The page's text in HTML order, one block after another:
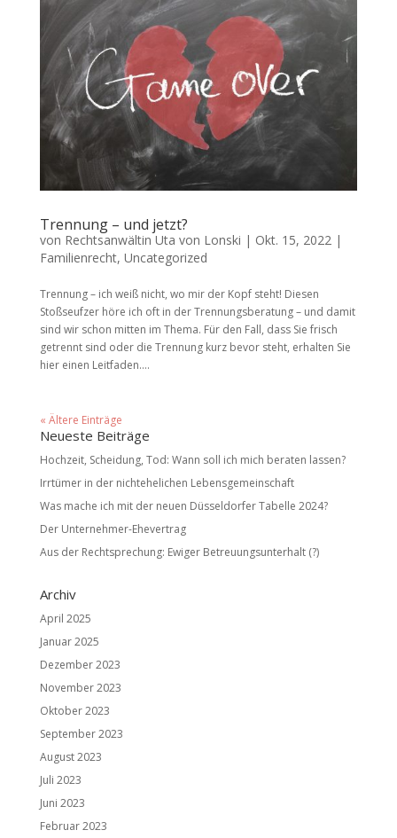
Trennung – und jetzt?
von Rechtsanwältin Uta von Lonski | Okt. 15, 2022 |
Familienrecht, Uncategorized
Trennung – ich weiß nicht, wo mir der Kopf steht! Diesen
Stoßseufzer höre ich oft in der Trennungsberatung – und damit
sind wir schon mitten im Thema. Für den Fall, dass Sie frisch
getrennt sind oder die Trennung kurz bevor steht, erhalten Sie
hier einen Leitfaden....
« Ältere Einträge
Neueste Beiträge
Hochzeit, Scheidung, Tod: Wann soll ich mich beraten lassen?
Irrtümer in der nichtehelichen Lebensgemeinschaft
Was mache ich mit der neuen Düsseldorfer Tabelle 2024?
Der Unternehmer-Ehevertrag
Aus der Rechtsprechung: Ewiger Betreuungsunterhalt (?)
Archiv
April 2025
Januar 2025
Dezember 2023
November 2023
Oktober 2023
September 2023
August 2023
Juli 2023
Juni 2023
Februar 2023